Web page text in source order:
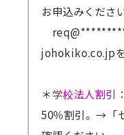
お申込みくださ
johokiko.co.jpを
＊学校法人割引
50％割引。→「